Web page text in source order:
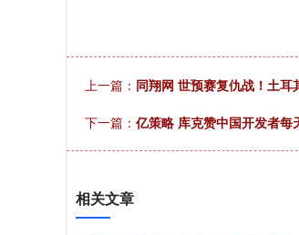
上一篇： 同翔网 世预赛复仇战！土
下一篇： 亿策略 库克赞中国开发者每
相关文章